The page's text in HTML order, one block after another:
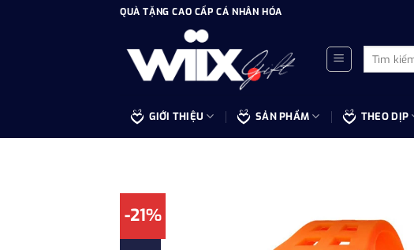
QUÀ TẶNG CAO CẤP CÁ NHÂN HÓA
Tìm
kiếm:
GIỚI THIỆU SẢN PHẨM THEO DỊP
-21%